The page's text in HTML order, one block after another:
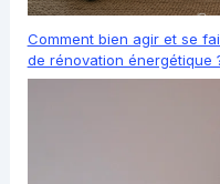
Comment bien agir et se
de rénovation énergétique